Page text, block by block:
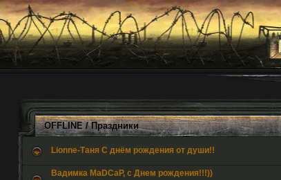
OFFLINE/ Праздники
Lionne-Таня С днём рождения от души!!
Вадимка MaDCaP, с Днем рождения!!!))